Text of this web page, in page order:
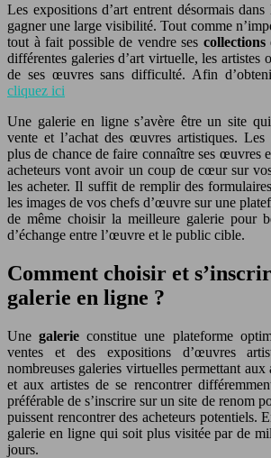
Les expositions d’art entrent désormais
gagner une large visibilité. Tout comme
tout à fait possible de vendre ses collections
différentes galeries d’art virtuelle, les artistes
de ses œuvres sans difficulté. Afin
cliquez ici
Une galerie en ligne s’avère être un site
vente et l’achat des œuvres artistiques. Les
plus de chance de faire connaître ses œuvres
acheteurs vont avoir un coup de cœur sur
les acheter. Il suffit de remplir des
les images de vos chefs d’œuvre sur une
de même choisir la meilleure galerie pour
d’échange entre l’œuvre et le public cible.
Comment choisir et
galerie en ligne ?
Unegalerie constitue une plateforme
ventes et des expositions d’œuvres
nombreuses galeries virtuelles permettant
et aux artistes de se rencontrer
préférable de s’inscrire sur un site de renom
puissent rencontrer des acheteurs potentiels.
galerie en ligne qui soit plus visitée par de
jours.